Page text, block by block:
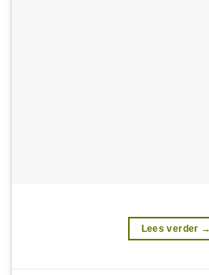
Lees verder →